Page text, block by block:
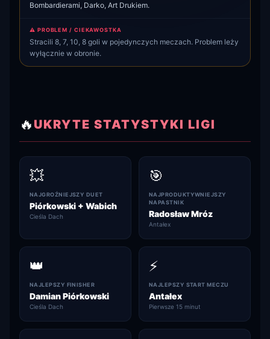
Bombardierami, Darko, Art Drukiem.
⚠️ PROBLEM / CIEKAWOSTKA
Stracili 8, 7, 10, 8 goli w pojedynczych meczach. Problem leży
wyłącznie w obronie.
🔥 UKRYTE STATYSTYKI LIGI
💥
NAJGROŹNIEJSZY DUET
Piórkowski + Wabich
Cieśla Dach
🎯
NAJPRODUKTYWNIEJSZY
NAPASTNIK
Radosław Mróz
Antałex
👑
NAJLEPSZY FINISHER
Damian Piórkowski
Cieśla Dach
⚡
NAJLEPSZY START MECZU
Antałex
Pierwsze 15 minut